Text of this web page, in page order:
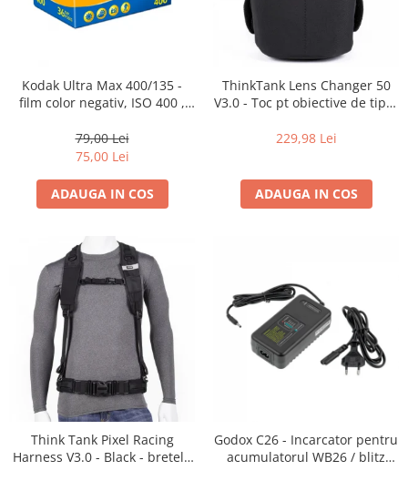
Kodak Ultra Max 400/135 -
film color negativ, ISO 400 ,
79,00 Lei
75,00 Lei
ADAUGA IN COS
ThinkTank Lens Changer 50
V3.0 - Toc pt obiective de tipul
229,98 Lei
ADAUGA IN COS
Think Tank Pixel Racing
Harness V3.0 - Black - bretele
Godox C26 - Incarcator pentru
acumulatorul WB26 / blitz